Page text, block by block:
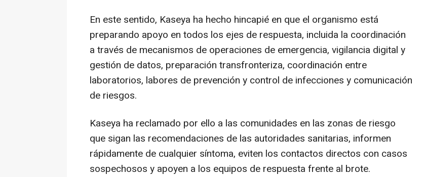
En este sentido, Kaseya ha hecho hincapié en que el organismo está
preparando apoyo en todos los ejes de respuesta, incluida la coordinación
a través de mecanismos de operaciones de emergencia, vigilancia digital y
gestión de datos, preparación transfronteriza, coordinación entre
laboratorios, labores de prevención y control de infecciones y comunicación
de riesgos.
Kaseya ha reclamado por ello a las comunidades en las zonas de riesgo
que sigan las recomendaciones de las autoridades sanitarias, informen
rápidamente de cualquier síntoma, eviten los contactos directos con casos
sospechosos y apoyen a los equipos de respuesta frente al brote.